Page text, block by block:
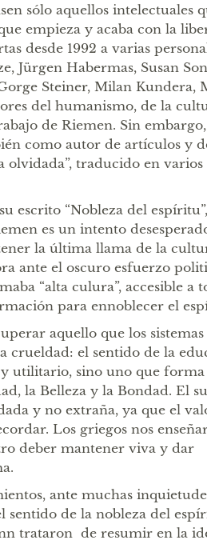
sólo aquellos intelectuales
empieza y acaba con la
desde 1992 a varias
Jürgen Habermas, Susan
Steiner, Milan Kundera,
del humanismo, de la
de Riemen. Sin
como autor de artículos y
olvidada”, traducido en
escrito “Nobleza del
es un intento
la última llama de la
ante el oscuro esfuerzo
“alta culura”, accesible a
para ennoblecer el
aquello que los
crueldad: el sentido de la
utilitario, sino uno que forma
la Belleza y la Bondad. El
y no extraña, ya que el
Los griegos nos
deber mantener viva y dar
ante muchas
sentido de la nobleza del
trataron de resumir en la